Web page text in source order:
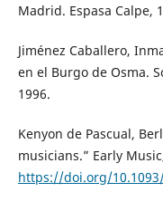
Madrid. Espasa Calpe,
Jiménez Caballero,
en el Burgo de Osma.
1996.
Kenyon de Pascual,
musicians.” Early
https://doi.org/